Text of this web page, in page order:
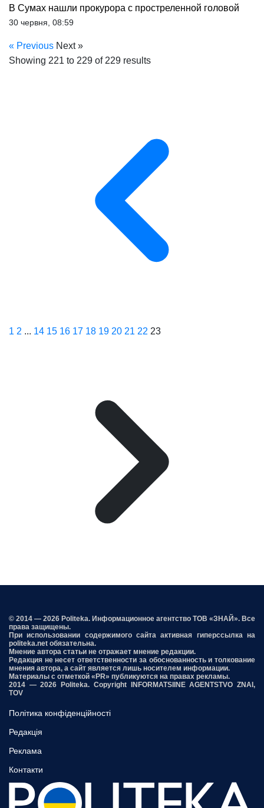
В Сумах нашли прокурора с простреленной головой
30 червня, 08:59
« Previous Next »
Showing 221 to 229 of 229 results
1 2 ... 14 15 16 17 18 19 20 21 22 23
© 2014 — 2026 Politeka. Информационное агентство ТОВ «ЗНАЙ». Все
права защищены.
При использовании содержимого сайта активная гиперссылка на
politeka.net обязательна.
Мнение автора статьи не отражает мнение редакции.
Редакция не несет ответственности за обоснованность и толкование
мнения автора, а сайт является лишь носителем информации.
Материалы с отметкой «PR» публикуются на правах рекламы.
2014 — 2026 Politeka. Copyright INFORMATSIINE AGENTSTVO ZNAI,
TOV
Політика конфіденційності
Редакція
Реклама
Контакти